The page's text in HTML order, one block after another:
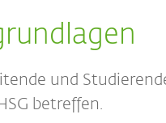
und
betreffen.